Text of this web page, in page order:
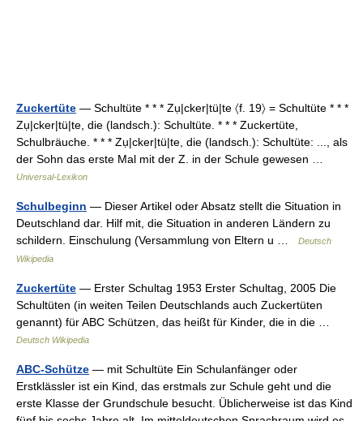
Zuckertüte — Schultüte * * * Zụ|cker|tü|te 〈f. 19〉 = Schultüte * * *
Zụ|cker|tü|te, die (landsch.): Schultüte. * * * Zuckertüte,
Schulbräuche. * * * Zụ|cker|tü|te, die (landsch.): Schultüte: ..., als
der Sohn das erste Mal mit der Z. in der Schule gewesen …
Universal-Lexikon
Schulbeginn — Dieser Artikel oder Absatz stellt die Situation in
Deutschland dar. Hilf mit, die Situation in anderen Ländern zu
schildern. Einschulung (Versammlung von Eltern u …
Deutsch
Wikipedia
Zuckertüte — Erster Schultag 1953 Erster Schultag, 2005 Die
Schultüten (in weiten Teilen Deutschlands auch Zuckertüten
genannt) für ABC Schützen, das heißt für Kinder, die in die …
Deutsch Wikipedia
ABC-Schütze — mit Schultüte Ein Schulanfänger oder
Erstklässler ist ein Kind, das erstmals zur Schule geht und die
erste Klasse der Grundschule besucht. Üblicherweise ist das Kind